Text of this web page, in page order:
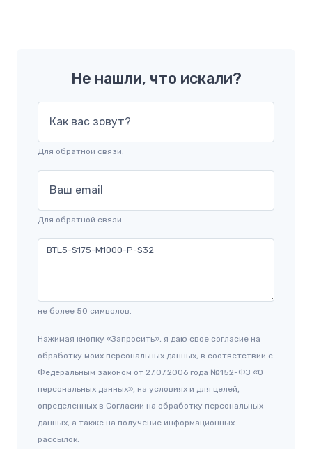
Не нашли, что искали?
Как вас зовут?
Для обратной связи.
Ваш email
Для обратной связи.
не более 50 символов.
Нажимая кнопку «Запросить», я даю свое согласие на
обработку моих персональных данных, в соответствии с
Федеральным законом от 27.07.2006 года №152-ФЗ «О
персональных данных», на условиях и для целей,
определенных в Согласии на обработку персональных
данных, а также на получение информационных
рассылок.